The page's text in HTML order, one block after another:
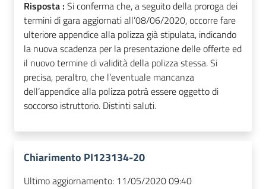
Risposta : Si conferma che, a seguito della proroga dei
termini di gara aggiornati all’08/06/2020, occorre fare
ulteriore appendice alla polizza già stipulata, indicando
la nuova scadenza per la presentazione delle offerte ed
il nuovo termine di validità della polizza stessa. Si
precisa, peraltro, che l’eventuale mancanza
dell’appendice alla polizza potrà essere oggetto di
soccorso istruttorio. Distinti saluti.
Chiarimento PI123134-20
Ultimo aggiornamento: 11/05/2020 09:40